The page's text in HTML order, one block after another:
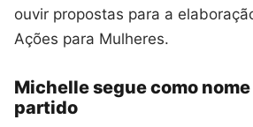
ouvir propostas para a
Ações para Mulheres.
Michelle segue como
partido